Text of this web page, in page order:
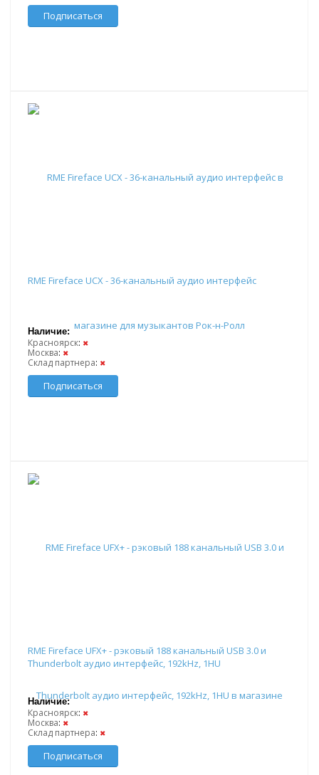
Подписаться
RME Fireface UCX - 36-канальный аудио интерфейс
Наличие:
Красноярск: ✖
Москва: ✖
Склад партнера: ✖
Подписаться
RME Fireface UFX+ - рэковый 188 канальный USB 3.0 и
Thunderbolt аудио интерфейс, 192kHz, 1HU
Наличие:
Красноярск: ✖
Москва: ✖
Склад партнера: ✖
Подписаться